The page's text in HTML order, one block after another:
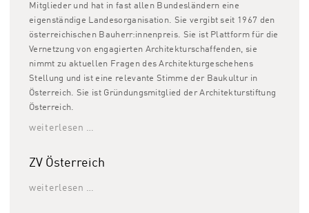
Mitglieder und hat in fast allen Bundesländern eine
eigenständige Landesorganisation. Sie vergibt seit 1967 den
österreichischen Bauherr:innenpreis. Sie ist Plattform für die
Vernetzung von engagierten Architekturschaffenden, sie
nimmt zu aktuellen Fragen des Architekturgeschehens
Stellung und ist eine relevante Stimme der Baukultur in
Österreich. Sie ist Gründungsmitglied der Architekturstiftung
Österreich.
weiterlesen …
ZV Österreich
weiterlesen …